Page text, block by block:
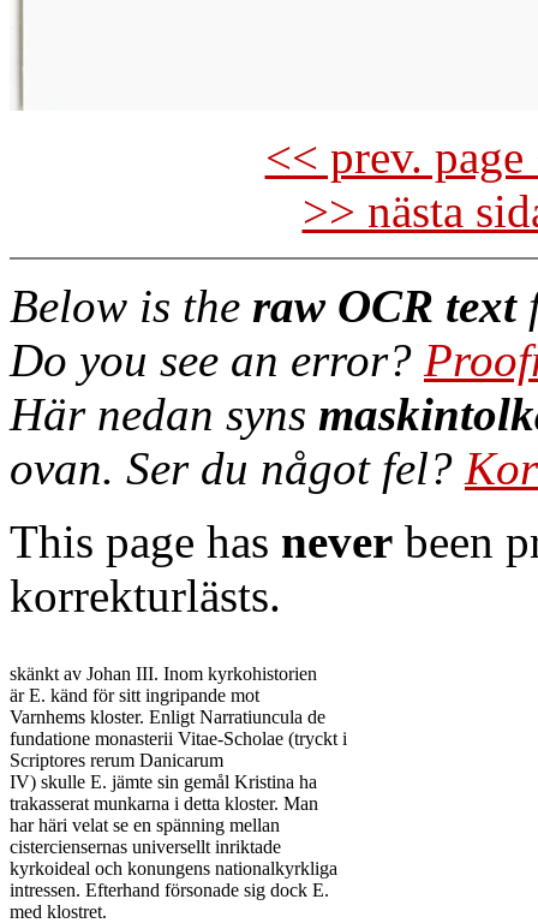
<< prev.
>> nästa
Below is the raw OCR text
Do you see an error?
Här nedan syns
ovan. Ser du något fel?
This page has never been
korrekturlästs.
skänkt av Johan III. Inom kyrkohistorien
är E. känd för sitt ingripande mot
Varnhems kloster. Enligt Narratiuncula de
fundatione monasterii Vitae-Scholae (tryckt i
Scriptores rerum Danicarum
IV) skulle E. jämte sin gemål Kristina ha
trakasserat munkarna i detta kloster. Man
har häri velat se en spänning mellan
cisterciensernas universellt inriktade
kyrkoideal och konungens nationalkyrkliga
intressen. Efterhand försonade sig dock E.
med klostret.